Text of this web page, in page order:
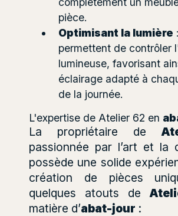
pièce.
Optimisant la lumière
permettent de contrôler
lumineuse, favorisant
éclairage adapté à
de la journée.
L'expertise de Atelier 62 en
La propriétaire de
passionnée par l’art et la
possède une solide
création de pièces
quelques atouts de
matière d’abat-jour :